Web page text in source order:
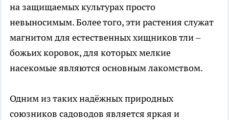
на защищаемых культурах просто
невыносимым. Более того, эти растения служат
магнитом для естественных хищников тли –
божьих коровок, для которых мелкие
насекомые являются основным лакомством.
Одним из таких надёжных природных
союзников садоводов является яркая и